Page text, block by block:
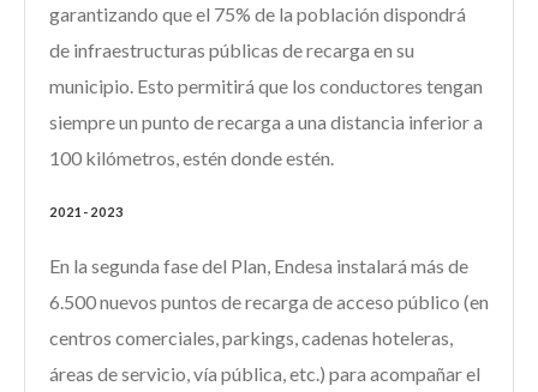
garantizando que el 75% de la población dispondrá
de infraestructuras públicas de recarga en su
municipio. Esto permitirá que los conductores tengan
siempre un punto de recarga a una distancia inferior a
100 kilómetros, estén donde estén.
2021-2023
En la segunda fase del Plan, Endesa instalará más de
6.500 nuevos puntos de recarga de acceso público (en
centros comerciales, parkings, cadenas hoteleras,
áreas de servicio, vía pública, etc.) para acompañar el